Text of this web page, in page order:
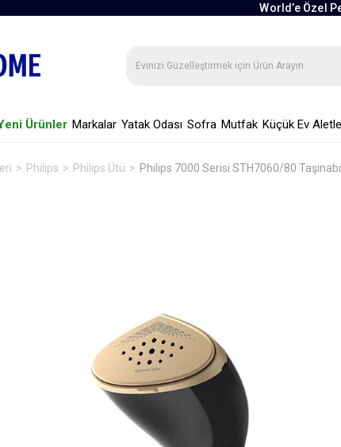
World’e Özel
Ürünler Markalar Yatak Odası Sofra Mutfak Küçük Ev
Philips Philips Ütü Philips 7000 Serisi STH7060/80